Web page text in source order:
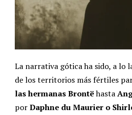
La narrativa gótica ha sido, a lo
de los territorios más fértiles
las hermanas Brontëhasta
porDaphne du Maurier o